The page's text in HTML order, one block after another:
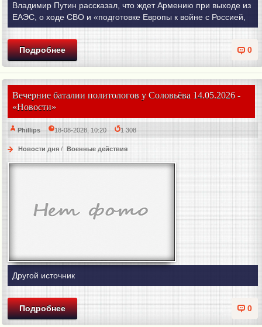
Владимир Путин рассказал, что ждет Армению при выходе из
ЕАЭС, о ходе СВО и «подготовке Европы к войне с Россией,
0
Подробнее
Вечерние баталии политологов у Соловьёва 14.05.2026 -
«Новости»
Phillips 18-08-2028, 10:20 1 308
Новости дня / Военные действия
Другой источник
0
Подробнее